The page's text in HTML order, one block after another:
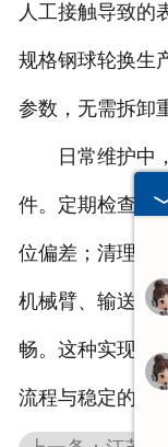
人工接触导致的
规格钢球轮换生
参数，无需拆卸
日常维护中，
件。定期检查上
位偏差；清理下
机械臂、输送带
畅。这种实现全
流程与稳定的性